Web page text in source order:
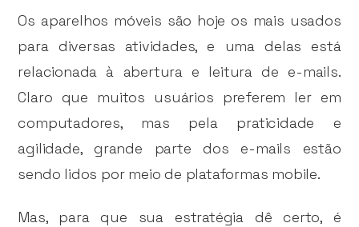
Os aparelhos móveis são hoje os mais usados
para diversas atividades, e uma delas está
relacionada à abertura e leitura de e-mails.
Claro que muitos usuários preferem ler em
computadores, mas pela praticidade e
agilidade, grande parte dos e-mails estão
sendo lidos por meio de plataformas mobile.
Mas, para que sua estratégia dê certo, é